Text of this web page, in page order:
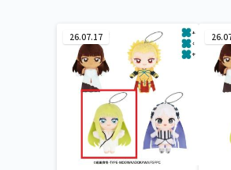
26.07.17